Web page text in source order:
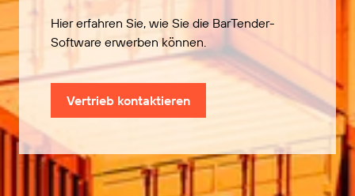
Hier erfahren Sie, wie Sie die BarTender-
Software erwerben können.
Vertrieb kontaktieren